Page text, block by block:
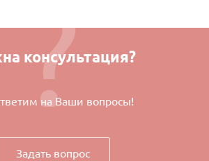
консультация?
на Ваши вопросы!
Задать вопрос